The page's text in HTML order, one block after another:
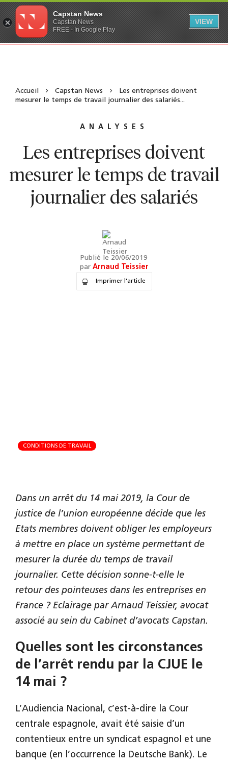
Accueil Capstan News
Les entreprises doivent
mesurer le temps de travail journalier des salariés...
ANALYSES
Les entreprises doivent
mesurer le temps de travail
journalier des salariés
Publié le 20/06/2019
par Arnaud Teissier
Imprimer l'article
CONDITIONS DE TRAVAIL
Dans un arrêt du 14 mai 2019, la Cour de
justice de l’union européenne décide que les
Etats membres doivent obliger les employeurs
à mettre en place un système permettant de
mesurer la durée du temps de travail
journalier. Cette décision sonne-t-elle le
retour des pointeuses dans les entreprises en
France ? Eclairage par Arnaud Teissier, avocat
associé au sein du Cabinet d’avocats Capstan.
Quelles sont les circonstances
de l’arrêt rendu par la CJUE le
14 mai ?
L’Audiencia Nacional, c’est-à-dire la Cour
centrale espagnole, avait été saisie d’un
contentieux entre un syndicat espagnol et une
banque (en l’occurrence la Deutsche Bank). Le
Capstan News
Capstan News
FREE - In Google Play
VIEW